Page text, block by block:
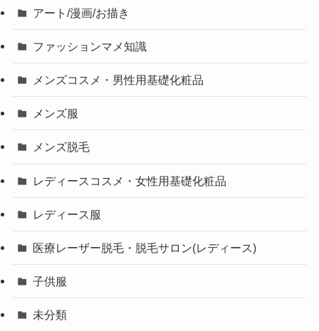
アート/漫画/お描き
ファッションマメ知識
メンズコスメ・男性用基礎化粧品
メンズ服
メンズ脱毛
レディースコスメ・女性用基礎化粧品
レディース服
医療レーザー脱毛・脱毛サロン(レディース)
子供服
未分類